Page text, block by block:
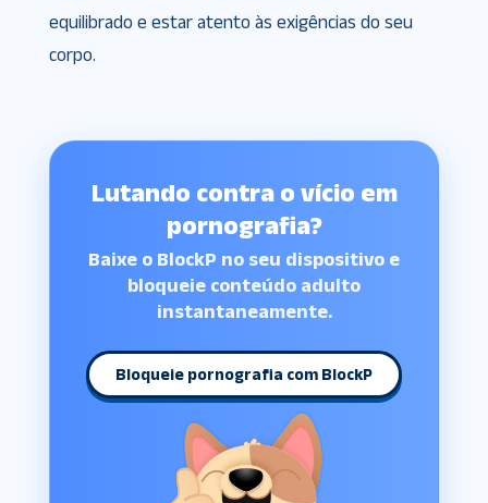
equilibrado e estar atento às exigências do seu
corpo.
Lutando contra o vício em
pornografia?
Baixe o BlockP no seu dispositivo e
bloqueie conteúdo adulto
instantaneamente.
Bloqueie pornografia com BlockP